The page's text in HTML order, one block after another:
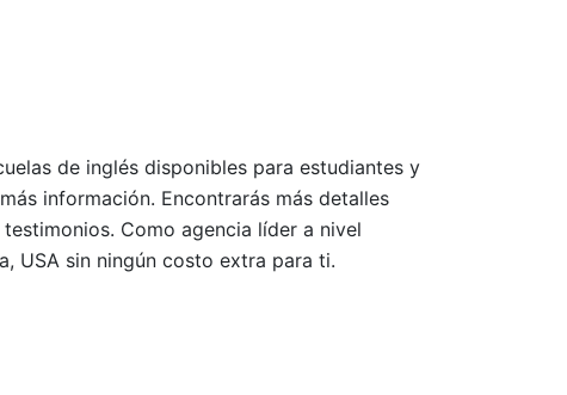
de inglés disponibles para estudiantes y
información. Encontrarás más detalles
Como agencia líder a nivel
USA sin ningún costo extra para ti.